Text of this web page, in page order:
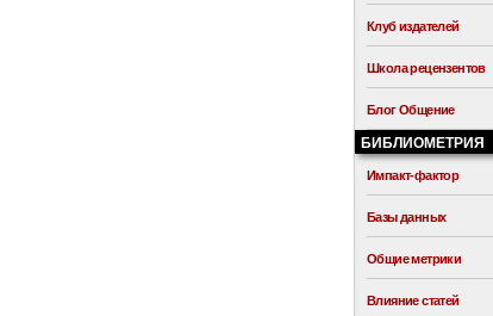
Клуб издателей
Школа рецензентов
Блог Общение
БИБЛИОМЕТРИЯ
Импакт-фактор
Базы данных
Общие метрики
Влияние статей